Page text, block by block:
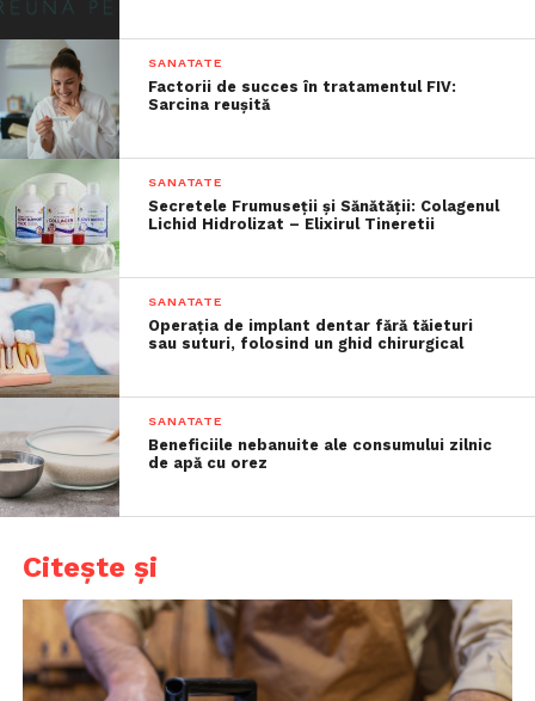
SANATATE
Factorii de succes în tratamentul FIV:
Sarcina reușită
SANATATE
Secretele Frumuseții și Sănătății: Colagenul
Lichid Hidrolizat – Elixirul Tineretii
SANATATE
Operația de implant dentar fără tăieturi
sau suturi, folosind un ghid chirurgical
SANATATE
Beneficiile nebanuite ale consumului zilnic
de apă cu orez
Citește și